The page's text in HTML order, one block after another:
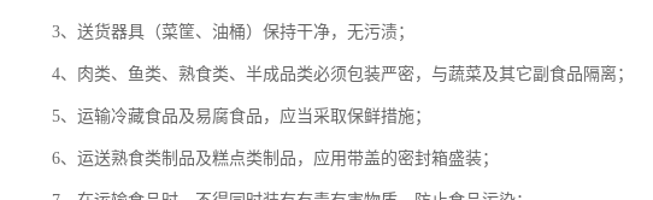
3、送货器具（菜筐、油桶）保持干净，无污渍；
4、肉类、鱼类、熟食类、半成品类必须包装严密，与蔬菜及其它副食品隔离；
5、运输冷藏食品及易腐食品，应当采取保鲜措施；
6、运送熟食类制品及糕点类制品，应用带盖的密封箱盛装；